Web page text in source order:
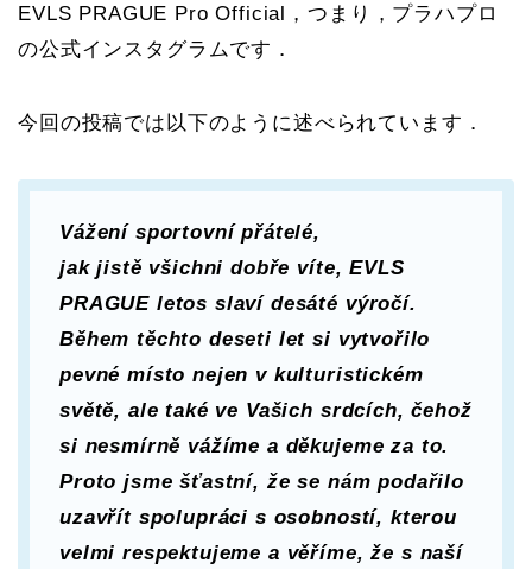
EVLS PRAGUE Pro Official，つまり，プラハプロ
の公式インスタグラムです．
今回の投稿では以下のように述べられています．
Vážení sportovní přátelé,
jak jistě všichni dobře víte, EVLS
PRAGUE letos slaví desáté výročí.
Během těchto deseti let si vytvořilo
pevné místo nejen v kulturistickém
světě, ale také ve Vašich srdcích, čehož
si nesmírně vážíme a děkujeme za to.
Proto jsme šťastní, že se nám podařilo
uzavřít spolupráci s osobností, kterou
velmi respektujeme a věříme, že s naší